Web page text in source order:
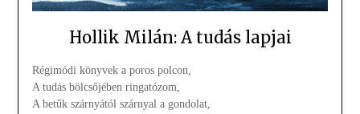
Hollik Milán: A tudás lapjai
Régimódi könyvek a poros polcon,
A tudás bölcsőjében ringatózom,
A betűk szárnyától szárnyal a gondolat,